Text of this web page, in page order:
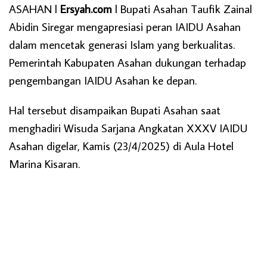
ASAHAN l Ersyah.com l Bupati Asahan Taufik Zainal
Abidin Siregar mengapresiasi peran IAIDU Asahan
dalam mencetak generasi Islam yang berkualitas.
Pemerintah Kabupaten Asahan dukungan terhadap
pengembangan IAIDU Asahan ke depan.
Hal tersebut disampaikan Bupati Asahan saat
menghadiri Wisuda Sarjana Angkatan XXXV IAIDU
Asahan digelar, Kamis (23/4/2025) di Aula Hotel
Marina Kisaran.